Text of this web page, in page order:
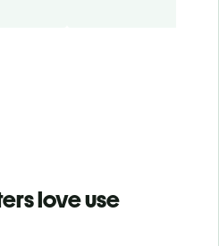
love use